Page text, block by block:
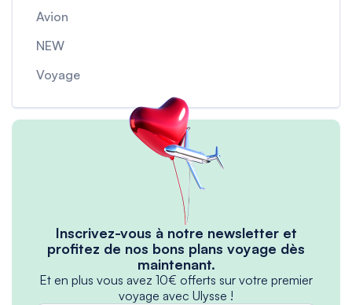
Avion
NEW
Voyage
Inscrivez-vous à notre newsletter et
profitez de nos bons plans voyage dès
maintenant.
Et en plus vous avez 10€ offerts sur votre premier
voyage avec Ulysse !